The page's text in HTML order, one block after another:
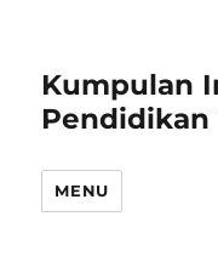
Kumpulan
Pendidikan
MENU